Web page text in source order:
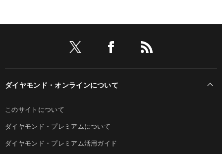
ダイヤモンド・オンラインについて
このサイトについて
ダイヤモンド・プレミアムについて
ダイヤモンド・プレミアム活用ガイド